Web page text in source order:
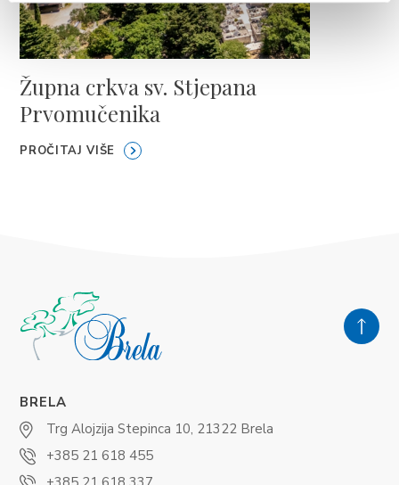
Župna crkva sv. Stjepana
Prvomučenika
PROČITAJ VIŠE
BRELA
Trg Alojzija Stepinca 10, 21322 Brela
+385 21 618 455